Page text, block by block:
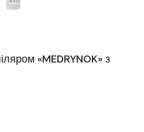
«MEDRYNOK» з